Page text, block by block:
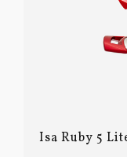
Isa Ruby 5